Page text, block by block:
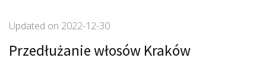
Updated on 2022-12-30
Przedłużanie włosów Kraków